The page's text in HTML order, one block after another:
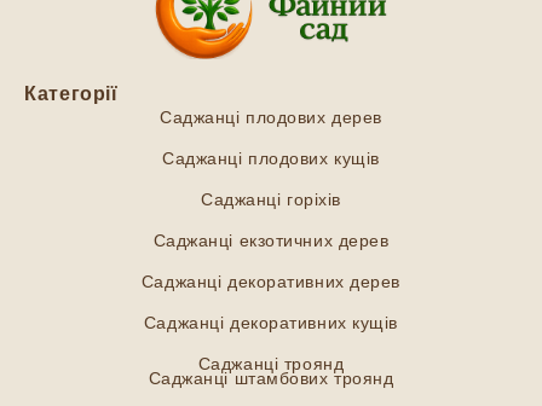
Категорії
Саджанці плодових дерев
Саджанці плодових кущів
Саджанці горіхів
Саджанці екзотичних дерев
Саджанці декоративних дерев
Саджанці декоративних кущів
Саджанці троянд
Саджанці штамбових троянд